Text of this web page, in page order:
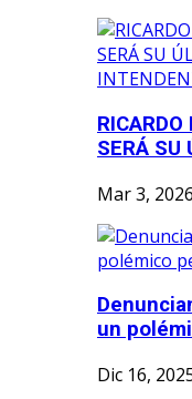
RICARDO
SERÁ SU
Mar 3, 2026
un
Dic 16,